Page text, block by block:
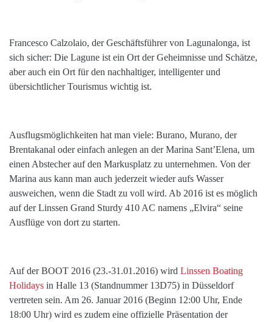
Francesco Calzolaio, der Geschäftsführer von Lagunalonga, ist
sich sicher: Die Lagune ist ein Ort der Geheimnisse und Schätze,
aber auch ein Ort für den nachhaltiger, intelligenter und
übersichtlicher Tourismus wichtig ist.
Ausflugsmöglichkeiten hat man viele: Burano, Murano, der
Brentakanal oder einfach anlegen an der Marina Sant’Elena, um
einen Abstecher auf den Markusplatz zu unternehmen. Von der
Marina aus kann man auch jederzeit wieder aufs Wasser
ausweichen, wenn die Stadt zu voll wird. Ab 2016 ist es möglich
auf der Linssen Grand Sturdy 410 AC namens „Elvira“ seine
Ausflüge von dort zu starten.
Auf der BOOT 2016 (23.-31.01.2016) wird Linssen Boating
Holidays in Halle 13 (Standnummer 13D75) in Düsseldorf
vertreten sein. Am 26. Januar 2016 (Beginn 12:00 Uhr, Ende
18:00 Uhr) wird es zudem eine offizielle Präsentation der